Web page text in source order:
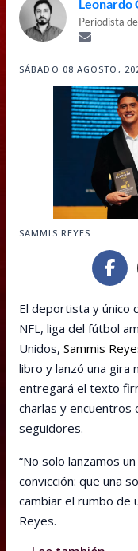
Leonardo
Periodista
SÁBADO 08 AGOSTO,
SAMMIS REYES
El deportista y único
NFL, liga del fútbol
Unidos, Sammis
libro y lanzó una gira
entregará el texto
charlas y encuentros
seguidores.
“No solo lanzamos
convicción: que una
cambiar el rumbo de
Reyes.